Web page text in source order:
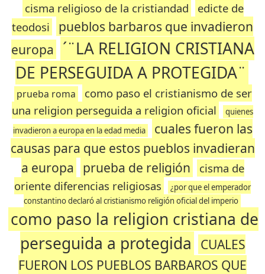
cisma religioso de la cristiandad
edicte de
teodosi
pueblos barbaros que invadieron
europa ´¨LA RELIGION CRISTIANA
DE PERSEGUIDA A PROTEGIDA¨
prueba roma
como paso el cristianismo de ser
una religion perseguida a religion oficial
quienes
invadieron a europa en la edad media
cuales fueron las
causas para que estos pueblos invadieran
a europa prueba de religión
cisma de
oriente diferencias religiosas
¿por que el emperador
constantino declaró al cristianismo religión oficial del imperio
como paso la religion cristiana de
perseguida a protegida
CUALES
FUERON LOS PUEBLOS BARBAROS QUE